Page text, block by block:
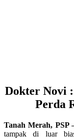
Dokter Novi
Perda
Tanah Merah, PSP
tampak di luar